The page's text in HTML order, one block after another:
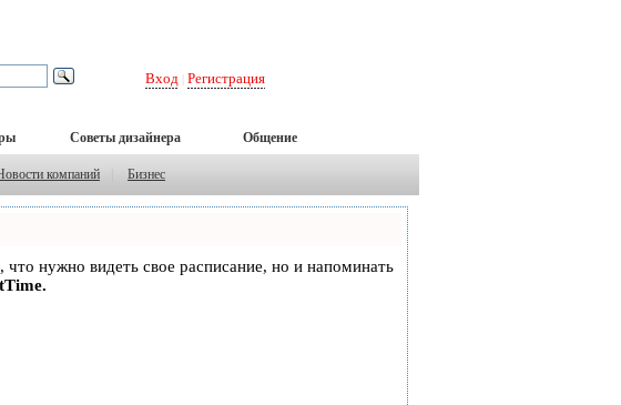
Вход Регистрация
Советы дизайнера Общение
компаний Бизнес
что нужно видеть свое расписание, но и напоминать